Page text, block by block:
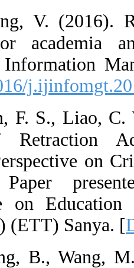
14.  Chang,
learning for
Journal of
[DOI:10.1016/
15.  Chen, F.
Notice of
Students'
Learning.
Conference
(ETT 2009)
16.  Cheng,